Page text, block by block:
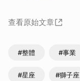
查看原始文章
#整體 #事業
#星座 #獅子座